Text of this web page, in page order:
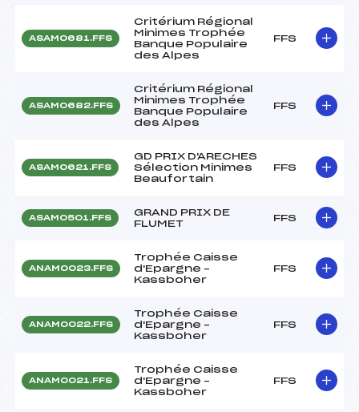
ASAM0681.FFS
Critérium Régional
Minimes Trophée
Banque Populaire
des Alpes
FFS
ASAM0682.FFS
Critérium Régional
Minimes Trophée
Banque Populaire
des Alpes
FFS
ASAM0621.FFS
GD PRIX D'ARECHES
Sélection Minimes
Beaufortain
FFS
ASAM0501.FFS
GRAND PRIX DE
FLUMET
FFS
ANAM0023.FFS
Trophée Caisse
d'Epargne –
Kassboher
FFS
ANAM0022.FFS
Trophée Caisse
d'Epargne –
Kassboher
FFS
ANAM0021.FFS
Trophée Caisse
d'Epargne –
Kassboher
FFS